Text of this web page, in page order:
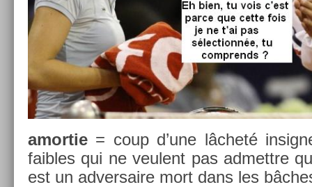
amor­tie = coup d’une lâcheté
faib­les qui ne veulent pas ad­mettre
est un ad­versaire mort dans les